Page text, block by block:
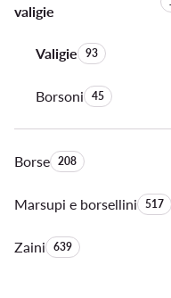
valigie
ValigieQuantità di
93
BorsoniQuantità di
45
BorseQuantità di prodotti:
208
Marsupi e borsellini 517
ZainiQuantità di prodotti:
639